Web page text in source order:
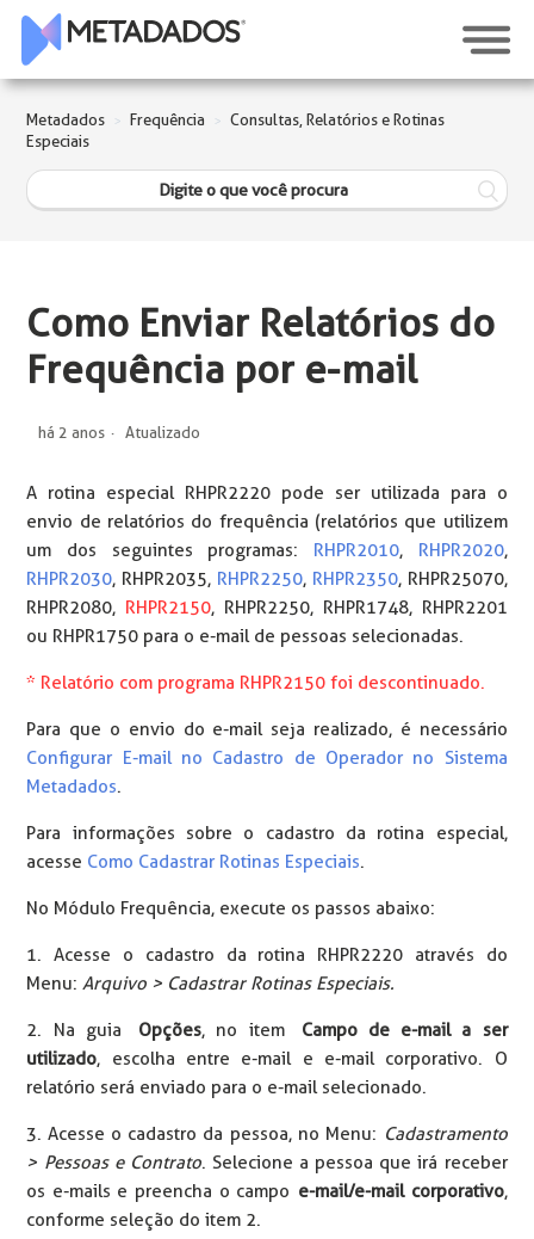
Metadados Frequência
Consultas, Relatórios e Rotinas
Especiais
Como Enviar Relatórios do
Frequência por e-mail
há 2 anos Atualizado
A rotina especial RHPR2220 pode ser utilizada para o
envio de relatórios do frequência (relatórios que utilizem
um dos seguintes programas: RHPR2010, RHPR2020,
RHPR2030, RHPR2035, RHPR2250, RHPR2350, RHPR25070,
RHPR2080, RHPR2150, RHPR2250, RHPR1748, RHPR2201
ou RHPR1750 para o e-mail de pessoas selecionadas.
* Relatório com programa RHPR2150 foi descontinuado.
Para que o envio do e-mail seja realizado, é necessário
Configurar E-mail no Cadastro de Operador no Sistema
Metadados.
Para informações sobre o cadastro da rotina especial,
acesse Como Cadastrar Rotinas Especiais.
No Módulo Frequência, execute os passos abaixo:
1. Acesse o cadastro da rotina RHPR2220 através do
Menu: Arquivo > Cadastrar Rotinas Especiais.
2. Na guia Opções, no item Campo de e-mail a ser
utilizado, escolha entre e-mail e e-mail corporativo. O
relatório será enviado para o e-mail selecionado.
3. Acesse o cadastro da pessoa, no Menu: Cadastramento
> Pessoas e Contrato. Selecione a pessoa que irá receber
os e-mails e preencha o campo e-mail/e-mail corporativo,
conforme seleção do item 2.